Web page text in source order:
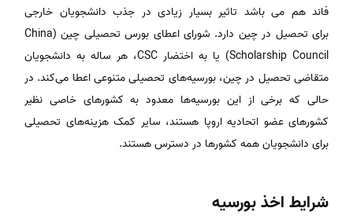
فاند هم می باشد تاثیر بسیار زیادی در جذب دانشجویان خارجی
برای تحصیل در چین دارد. شورای اعطای بورس تحصیلی چین (China
Scholarship Council) یا به اختضار CSC، هر ساله به دانشجویان
متقاضی تحصیل در چین، بورسیه‌های تحصیلی متنوعی اعطا می‌کند. در
حالی که برخی از این بورسیه‌ها معدود به کشورهای خاصی نظیر
کشورهای عضو اتحادیه اروپا هستند، سایر کمک‌ هزینه‌های تحصیلی
برای دانشجویان همه کشورها در دسترس هستند.
شرایط اخذ بورسیه